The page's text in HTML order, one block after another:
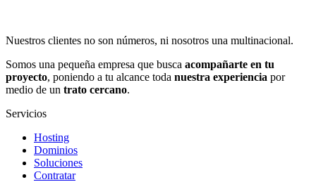
Nuestros clientes no son números, ni nosotros una multinacional.
Somos una pequeña empresa que busca acompañarte en tu
proyecto, poniendo a tu alcance toda nuestra experiencia por
medio de un trato cercano.
Servicios
Hosting
Dominios
Soluciones
Contratar